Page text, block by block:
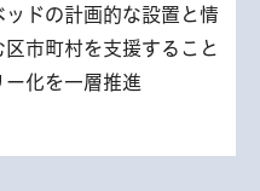
ドの計画的な設置と情
市町村を支援すること
化を一層推進